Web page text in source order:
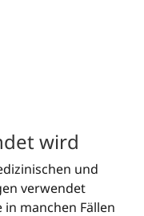
wird
und
verwendet
manchen Fällen